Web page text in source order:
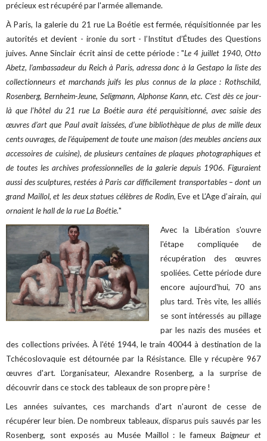
précieux est récupéré par l'armée allemande.
À Paris, la galerie du 21 rue La Boétie est fermée, réquisitionnée par les
autorités et devient - ironie du sort - l’Institut d’Études des Questions
juives. Anne Sinclair écrit ainsi de cette période : "Le 4 juillet 1940, Otto
Abetz, l’ambassadeur du Reich à Paris, adressa donc à la Gestapo la liste des
collectionneurs et marchands juifs les plus connus de la place : Rothschild,
Rosenberg, Bernheim-Jeune, Seligmann, Alphonse Kann, etc. C’est dès ce jour-
là que l’hôtel du 21 rue La Boétie aura été perquisitionné, avec saisie des
œuvres d’art que Paul avait laissées, d’une bibliothèque de plus de mille deux
cents ouvrages, de l’équipement de toute une maison (des meubles anciens aux
accessoires de cuisine), de plusieurs centaines de plaques photographiques et
de toutes les archives professionnelles de la galerie depuis 1906. Figuraient
aussi des sculptures, restées à Paris car difficilement transportables – dont un
grand Maillol, et les deux statues célèbres de Rodin,Eve et L’Age d’airain, qui
ornaient le hall de la rue La Boétie."
Avec la Libération s'ouvre
l'étape compliquée de
récupération des œuvres
spoliées. Cette période dure
encore aujourd'hui, 70 ans
plus tard. Très vite, les alliés
se sont intéressés au pillage
par les nazis des musées et
des collections privées. À l'été 1944, le train 40044 à destination de la
Tchécoslovaquie est détournée par la Résistance. Elle y récupère 967
œuvres d'art. L'organisateur, Alexandre Rosenberg, a la surprise de
découvrir dans ce stock des tableaux de son propre père !
Les années suivantes, ces marchands d'art n'auront de cesse de
récupérer leur bien. De nombreux tableaux, disparus puis sauvés par les
Rosenberg, sont exposés au Musée Maillol : le fameux Baigneur et